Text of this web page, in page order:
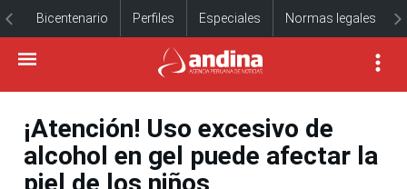
Bicentenario Perfiles Especiales Normas legales
¡Atención! Uso excesivo de
alcohol en gel puede afectar la